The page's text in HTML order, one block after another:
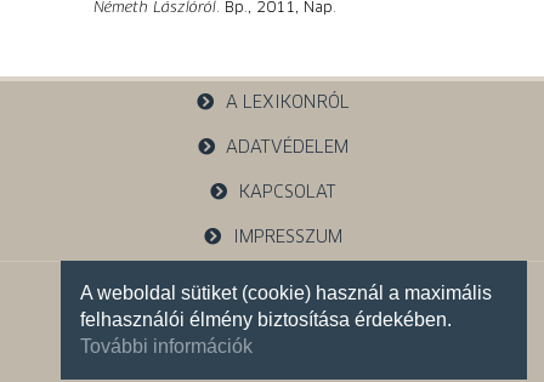
A weboldal sütiket (cookie) használ a maximális
felhasználói élmény biztosítása érdekében.
További információk
Németh Lászlóról. Bp., 2011, Nap.
A LEXIKONRÓL
ADATVÉDELEM
KAPCSOLAT
IMPRESSZUM
1121 Budapest, Budakeszi u. 38.
+36 30 785 5595